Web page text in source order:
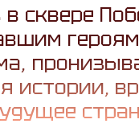
сквере
истории,